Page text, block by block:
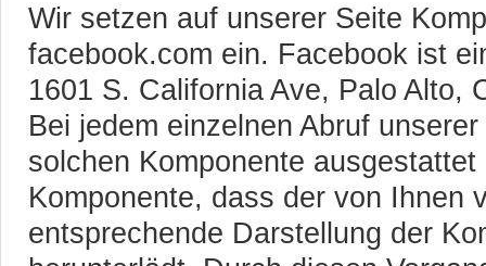
Wir setzen auf unserer Seite
facebook.com ein. Facebook ist
1601 S. California Ave, Palo Alto,
Bei jedem einzelnen Abruf
solchen Komponente
Komponente, dass der von Ihnen
entsprechende Darstellung der